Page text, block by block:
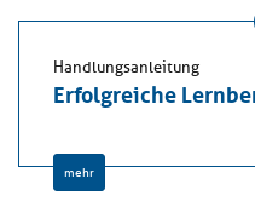
Handlungsanleitung
Erfolgreiche
mehr